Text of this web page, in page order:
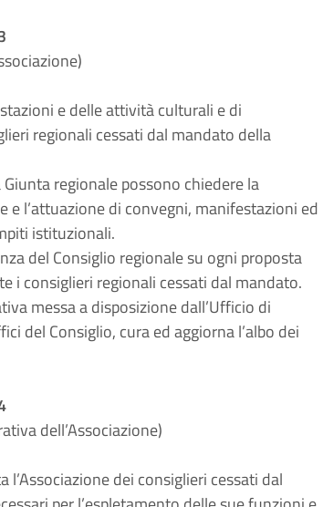
e delle attività culturali e di
regionali cessati dal mandato della
regionale possono chiedere la
e l’attuazione di convegni, manifestazioni ed
istituzionali.
del Consiglio regionale su ogni proposta
i consiglieri regionali cessati dal mandato.
messa a disposizione dall’Ufficio di
del Consiglio, cura ed aggiorna l’albo dei
dell’Associazione)
l’Associazione dei consiglieri cessati dal